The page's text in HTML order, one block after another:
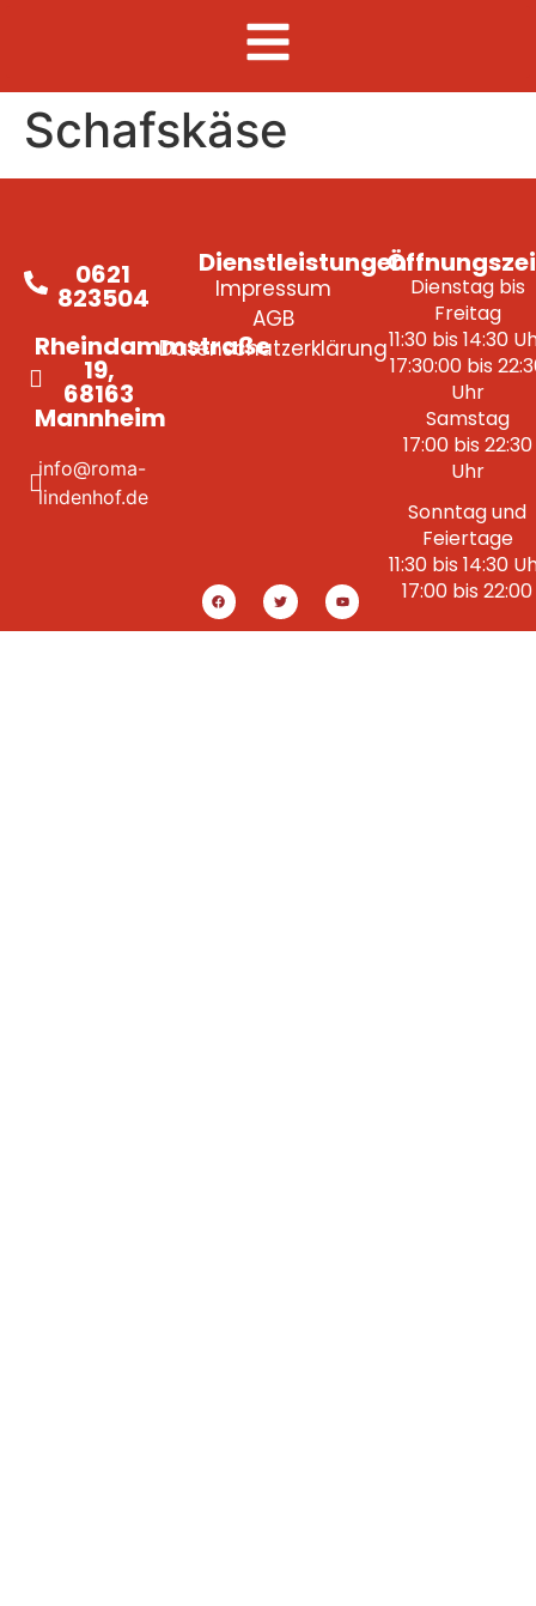
Schafskäse
0621
823504
Rheindammstraße
19,
68163
Mannheim
info@roma-
lindenhof.de
Dienstleistungen
Impressum
AGB
Datenschutzerklärung
Dienstag bis
Freitag
11:30 bis 14:30
17:30:00 bis
Uhr
Samstag
17:00 bis 22:30
Uhr
Sonntag und
Feiertage
11:30 bis 14:30
17:00 bis 22:00